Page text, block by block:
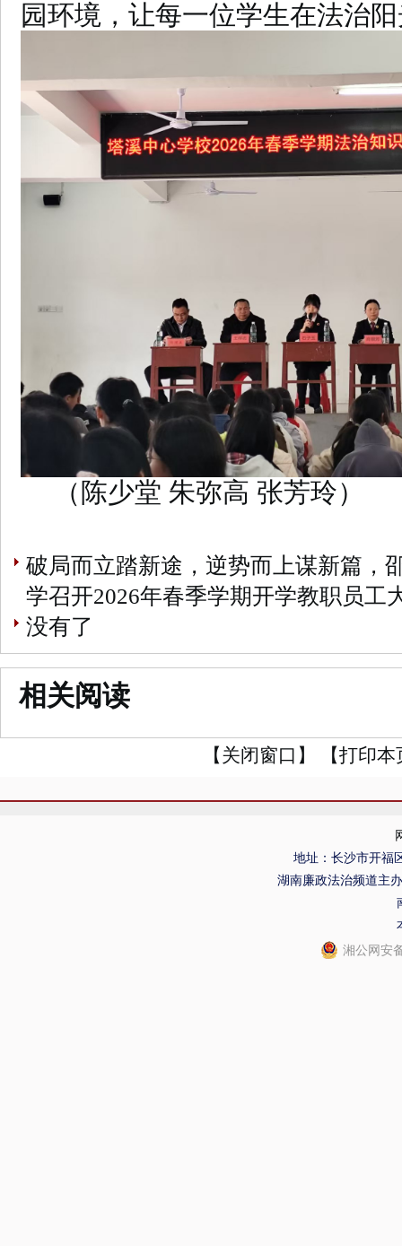
园环境，让每一位学生在法治
（陈少堂 朱弥高 张芳玲）
破局而立踏新途，逆势而上谋新篇，
学召开2026年春季学期开学教职员工
没有了
相关阅读
【关闭窗口】 【打印
地址：长沙市开福
湖南廉政法治频道主
湘公网安